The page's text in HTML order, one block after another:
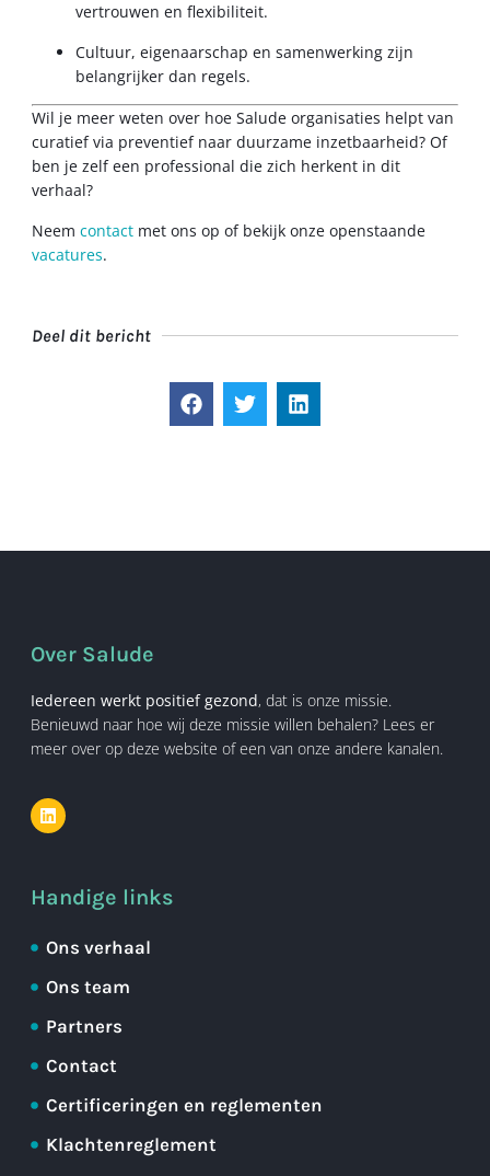
vertrouwen en flexibiliteit.
Cultuur, eigenaarschap en samenwerking zijn
belangrijker dan regels.
Wil je meer weten over hoe Salude organisaties helpt van
curatief via preventief naar duurzame inzetbaarheid? Of
ben je zelf een professional die zich herkent in dit
verhaal?
Neem contact met ons op of bekijk onze openstaande
vacatures.
Deel dit bericht
Over Salude
Iedereen werkt positief gezond, dat is onze missie.
Benieuwd naar hoe wij deze missie willen behalen? Lees er
meer over op deze website of een van onze andere kanalen.
Handige links
Ons verhaal
Ons team
Partners
Contact
Certificeringen en reglementen
Klachtenreglement